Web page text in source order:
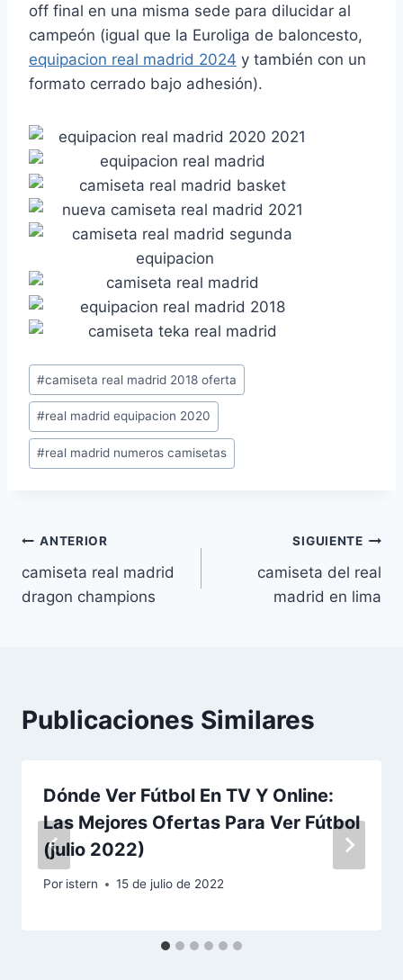
off final en una misma sede para dilucidar al
campeón (igual que la Euroliga de baloncesto,
equipacion real madrid 2024 y también con un
formato cerrado bajo adhesión).
Etiquetas
de
la
entrada:
#camiseta real madrid 2018 oferta
#real madrid equipacion 2020
#real madrid numeros camisetas
Navegación
de
ANTERIOR
camiseta real madrid
dragon champions
SIGUIENTE
camiseta del real
madrid en lima
Publicaciones Similares
Dónde Ver Fútbol En TV Y Online:
Las Mejores Ofertas Para Ver Fútbol
(julio 2022)
Por istern 15 de julio de 2022